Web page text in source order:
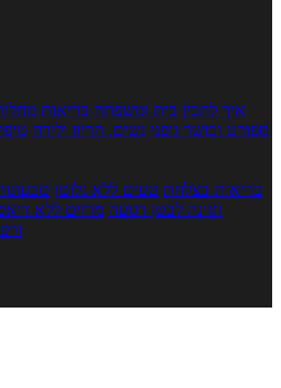
איך להכין בית ומשפחה בריאות
ספורט וכושר גופני נשים, הריון ולידה
בריאות בצלחת טעים ללא גלוטן
תזונה לבטן רגועה מרזים ללא